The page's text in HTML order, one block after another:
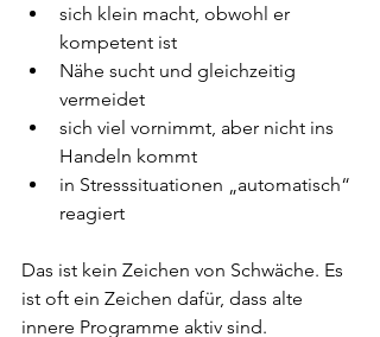
sich klein macht, obwohl er
kompetent ist
Nähe sucht und gleichzeitig
vermeidet
sich viel vornimmt, aber nicht ins
Handeln kommt
in Stresssituationen „automatisch“
reagiert
Das ist kein Zeichen von Schwäche. Es
ist oft ein Zeichen dafür, dass alte
innere Programme aktiv sind.